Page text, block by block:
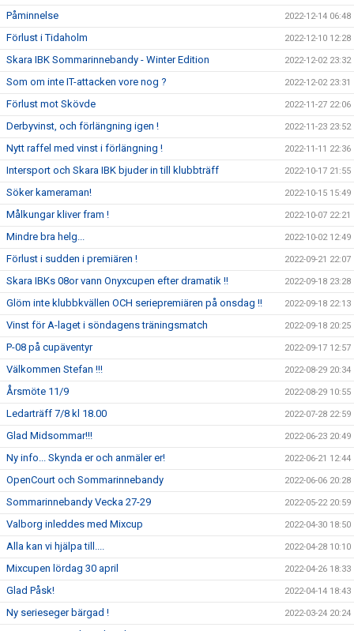
Påminnelse 2022-12-14 06:48
Förlust i Tidaholm 2022-12-10 12:28
Skara IBK Sommarinnebandy - Winter Edition 2022-12-02 23:32
Som om inte IT-attacken vore nog ? 2022-12-02 23:31
Förlust mot Skövde 2022-11-27 22:06
Derbyvinst, och förlängning igen ! 2022-11-23 23:52
Nytt raffel med vinst i förlängning ! 2022-11-11 22:36
Intersport och Skara IBK bjuder in till klubbträff 2022-10-17 21:55
Söker kameraman! 2022-10-15 15:49
Målkungar kliver fram ! 2022-10-07 22:21
Mindre bra helg... 2022-10-02 12:49
Förlust i sudden i premiären ! 2022-09-21 22:07
Skara IBKs 08or vann Onyxcupen efter dramatik !! 2022-09-18 23:28
Glöm inte klubbkvällen OCH seriepremiären på onsdag !! 2022-09-18 22:13
Vinst för A-laget i söndagens träningsmatch 2022-09-18 20:25
P-08 på cupäventyr 2022-09-17 12:57
Välkommen Stefan !!! 2022-08-29 20:34
Årsmöte 11/9 2022-08-29 10:55
Ledarträff 7/8 kl 18.00 2022-07-28 22:59
Glad Midsommar!!! 2022-06-23 20:49
Ny info... Skynda er och anmäler er! 2022-06-21 12:44
OpenCourt och Sommarinnebandy 2022-06-06 20:28
Sommarinnebandy Vecka 27-29 2022-05-22 20:59
Valborg inleddes med Mixcup 2022-04-30 18:50
Alla kan vi hjälpa till.... 2022-04-28 10:10
Mixcupen lördag 30 april 2022-04-26 18:33
Glad Påsk! 2022-04-14 18:43
Ny serieseger bärgad ! 2022-03-24 20:24